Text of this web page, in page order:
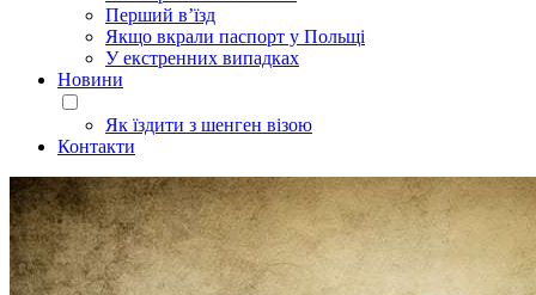
Перший в’їзд
Якщо вкрали паспорт у Польщі
У екстренних випадках
Новини
Як їздити з шенген візою
Контакти